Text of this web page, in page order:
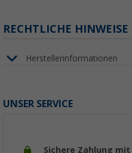
RECHTLICHE HINWEISE
Herstellerinformationen
UNSER SERVICE
Sichere Zahlung mit